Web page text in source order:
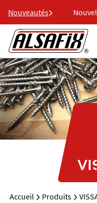
Nouveautés
ALSAFIX
Accueil Produits